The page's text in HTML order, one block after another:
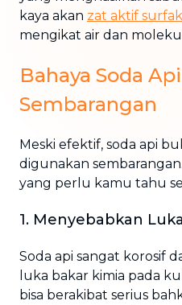
kaya akan zat aktif
mengikat air dan
Bahaya Soda
Sembarangan
Meski efektif, soda api
digunakan
yang perlu kamu tahu
1. Menyebabkan
Soda api sangat korosif
luka bakar kimia pada
bisa berakibat serius